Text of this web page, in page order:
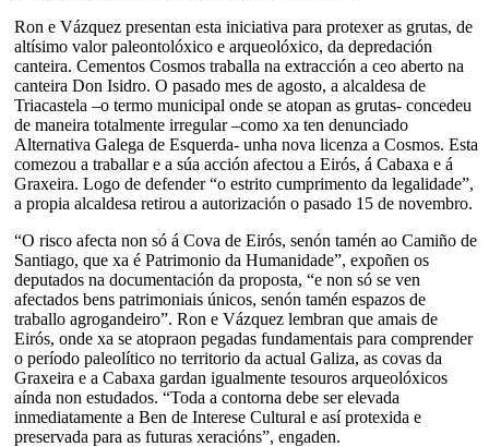
Ron e Vázquez presentan esta iniciativa para protexer as grutas, de
altísimo valor paleontolóxico e arqueolóxico, da depredación
canteira. Cementos Cosmos traballa na extracción a ceo aberto na
canteira Don Isidro. O pasado mes de agosto, a alcaldesa de
Triacastela –o termo municipal onde se atopan as grutas- concedeu
de maneira totalmente irregular –como xa ten denunciado
Alternativa Galega de Esquerda- unha nova licenza a Cosmos. Esta
comezou a traballar e a súa acción afectou a Eirós, á Cabaxa e á
Graxeira. Logo de defender “o estrito cumprimento da legalidade”,
a propia alcaldesa retirou a autorización o pasado 15 de novembro.
“O risco afecta non só á Cova de Eirós, senón tamén ao Camiño de
Santiago, que xa é Patrimonio da Humanidade”, expoñen os
deputados na documentación da proposta, “e non só se ven
afectados bens patrimoniais únicos, senón tamén espazos de
traballo agrogandeiro”. Ron e Vázquez lembran que amais de
Eirós, onde xa se atopraon pegadas fundamentais para comprender
o período paleolítico no territorio da actual Galiza, as covas da
Graxeira e a Cabaxa gardan igualmente tesouros arqueolóxicos
aínda non estudados. “Toda a contorna debe ser elevada
inmediatamente a Ben de Interese Cultural e así protexida e
preservada para as futuras xeracións”, engaden.